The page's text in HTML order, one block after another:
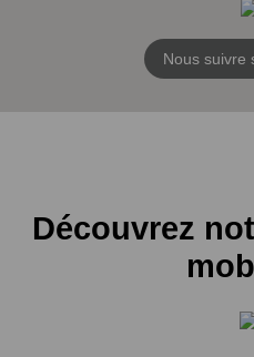
Nous suivre
Découvrez